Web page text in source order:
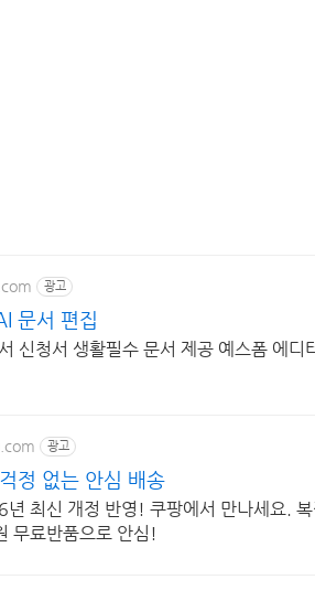
광고
문서 편집
신청서 생활필수 문서 제공 예스폼 에디
광고
정 없는 안심 배송
최신 개정 반영! 쿠팡에서 만나세요.
무료반품으로 안심!